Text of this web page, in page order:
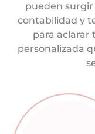
pueden
contabilidad y
para aclarar
personalizada